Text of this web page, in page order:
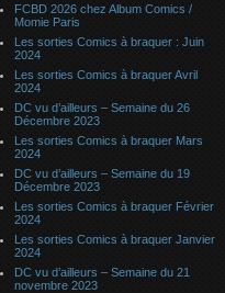
FCBD 2026 chez Album Comics /
Momie Paris
Les sorties Comics à braquer : Juin
2024
Les sorties Comics à braquer Avril
2024
DC vu d’ailleurs – Semaine du 26
Décembre 2023
Les sorties Comics à braquer Mars
2024
DC vu d’ailleurs – Semaine du 19
Décembre 2023
Les sorties Comics à braquer Février
2024
Les sorties Comics à braquer Janvier
2024
DC vu d’ailleurs – Semaine du 21
novembre 2023